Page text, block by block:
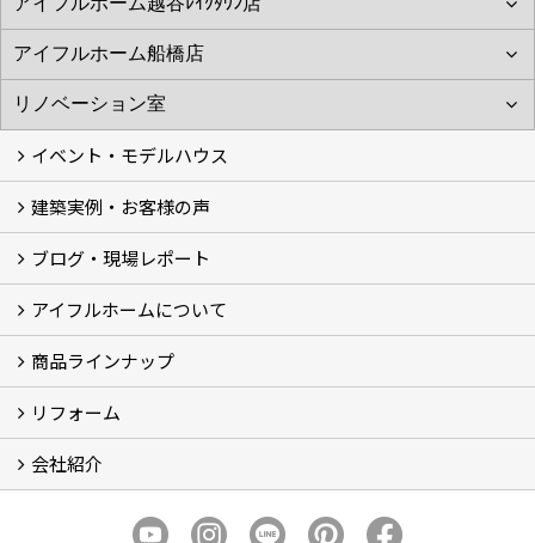
イベント・モデルハウス
イベント
モデルハウス見学
建築実例・お客様の声
建築実例
お客様の声
ブログ・現場レポート
ブログ
現場レポート
アイフルホームについて
アイフルホームについて (5)
商品ラインナップ
商品ラインナップ
リフォーム
まるごと断熱リフォーム
イベント情報
施工事例
会社紹介
スタッフ紹介
個人情報保護方針